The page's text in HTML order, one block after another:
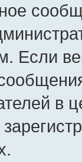
Если
в